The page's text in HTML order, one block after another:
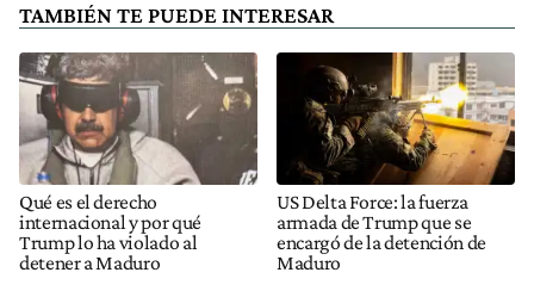
TAMBIÉN TE PUEDE INTERESAR
Qué es el derecho
internacional y por qué
Trump lo ha violado al
detener a Maduro
US Delta Force: la fuerza
armada de Trump que se
encargó de la detención de
Maduro